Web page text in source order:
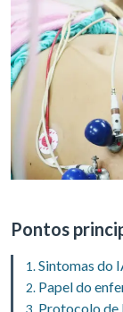
Pontos
Sintomas do
Papel do
Protocolo de